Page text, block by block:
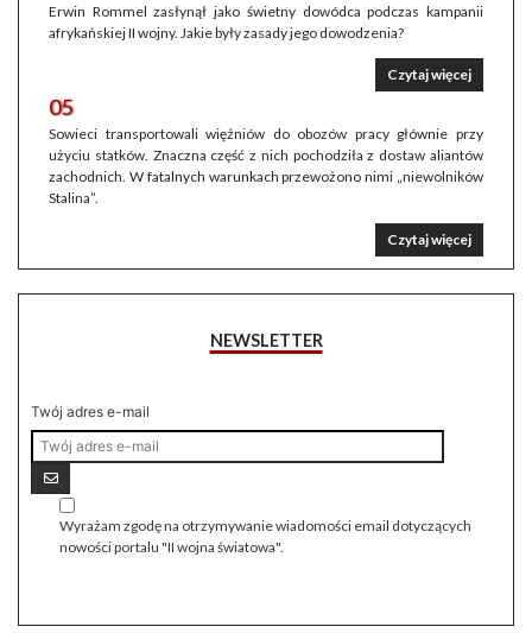
Erwin Rommel zasłynął jako świetny dowódca podczas kampanii
afrykańskiej II wojny. Jakie były zasady jego dowodzenia?
Czytaj więcej
05
Sowieci transportowali więźniów do obozów pracy głównie przy
użyciu statków. Znaczna część z nich pochodziła z dostaw aliantów
zachodnich. W fatalnych warunkach przewożono nimi „niewolników
Stalina”.
Czytaj więcej
NEWSLETTER
Twój adres e-mail
Wyrażam zgodę na otrzymywanie wiadomości email dotyczących
nowości portalu "II wojna światowa".